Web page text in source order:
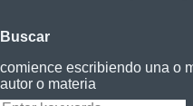
Buscar
comience escribiendo una o
autor o materia